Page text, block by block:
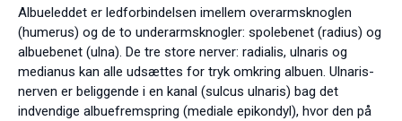
Albueleddet er ledforbindelsen imellem overarmsknoglen
(humerus) og de to underarmsknogler: spolebenet (radius) og
albuebenet (ulna). De tre store nerver: radialis, ulnaris og
medianus kan alle udsættes for tryk omkring albuen. Ulnaris-
nerven er beliggende i en kanal (sulcus ulnaris) bag det
indvendige albuefremspring (mediale epikondyl), hvor den på